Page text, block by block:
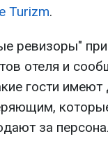
Turizm.
ревизоры"
отеля и
гости
за